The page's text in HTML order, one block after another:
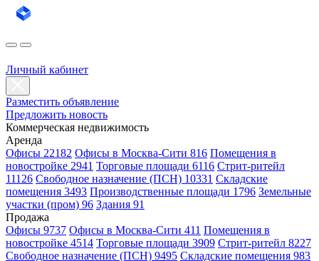
Личный кабинет
Разместить объявление
Предложить новость
Коммерческая недвижимость
Аренда
Офисы 22182 Офисы в Москва-Сити 816 Помещения в
новостройке 2941 Торговые площади 6116 Стрит-ритейл
11126 Свободное назначение (ПСН) 10331 Складские
помещения 3493 Производственные площади 1796 Земельные
участки (пром) 96 Здания 91
Продажа
Офисы 9737 Офисы в Москва-Сити 411 Помещения в
новостройке 4514 Торговые площади 3909 Стрит-ритейл 8227
Свободное назначение (ПСН) 9495 Складские помещения 983